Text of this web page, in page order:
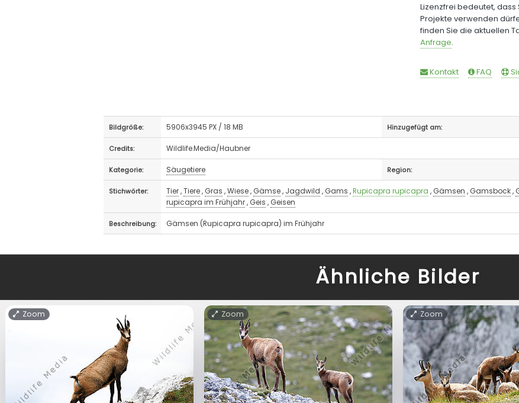
Lizenzfrei bedeutet,
Projekte verwenden
finden Sie die aktuellen
Anfrage.
Kontakt FAQ
Bildgröße: 5906x3945 PX / 18 MB Hinzugefügt am:
Credits: Wildlife.Media/Haubner
Kategorie: Säugetiere Region:
Stichwörter: Tier,Tiere, Gras ,Wiese, Gämse, Jagdwild , Gams ,Rupicapra rupicapra , Gämsen , Gamsbock,
rupicapra im Frühjahr, Geis , Geisen
Beschreibung: Gämsen (Rupicapra rupicapra) im Frühjahr
Ähnliche Bilder
Zoom Zoom Zoom